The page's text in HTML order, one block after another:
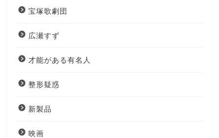
宝塚歌劇団
広瀬すず
才能がある有名人
整形疑惑
新製品
映画